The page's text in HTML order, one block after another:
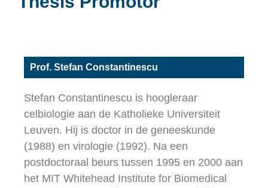
Prof. Stefan Constantinescu
Stefan Constantinescu is hoogleraar
celbiologie aan de Katholieke Universiteit
Leuven. Hij is doctor in de geneeskunde
(1988) en virologie (1992). Na een
postdoctoraal beurs tussen 1995 en 2000 aan
het MIT Whitehead Institute for Biomedical